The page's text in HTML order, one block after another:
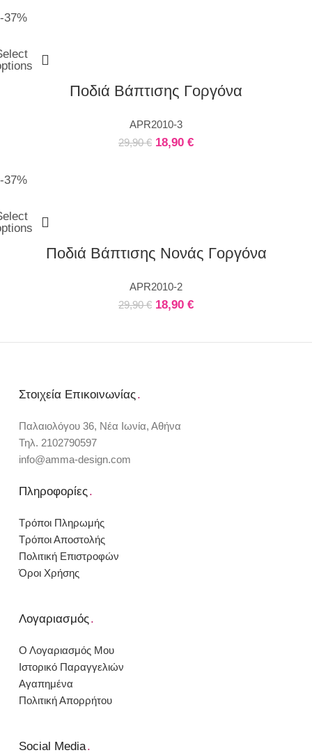
-37%
Ποδιά Βάπτισης Γοργόνα
APR2010-3
29,90€ 18,90 €
-37%
Ποδιά Βάπτισης Νονάς Γοργόνα
APR2010-2
29,90€ 18,90 €
Στοιχεία Επικοινωνίας.
Παλαιολόγου 36, Νέα Ιωνία, Αθήνα
Τηλ. 2102790597
info@amma-design.com
Πληροφορίες.
Τρόποι Πληρωμής
Τρόποι Αποστολής
Πολιτική Επιστροφών
Όροι Χρήσης
Λογαριασμός.
Ο Λογαριασμός Μου
Ιστορικό Παραγγελιών
Αγαπημένα
Πολιτική Απορρήτου
Social Media.